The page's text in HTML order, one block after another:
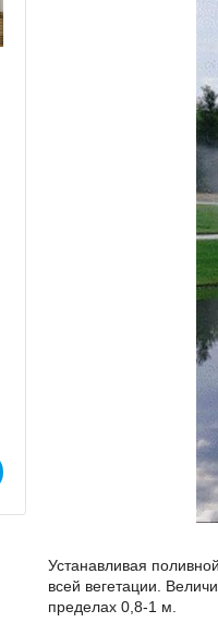
Устанавливая
всей вегетации.
пределах 0,8-1 м.